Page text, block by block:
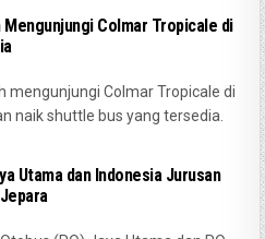
Mengunjungi Colmar Tropicale di
mengunjungi Colmar Tropicale di
naik shuttle bus yang tersedia.
Utama dan Indonesia Jurusan